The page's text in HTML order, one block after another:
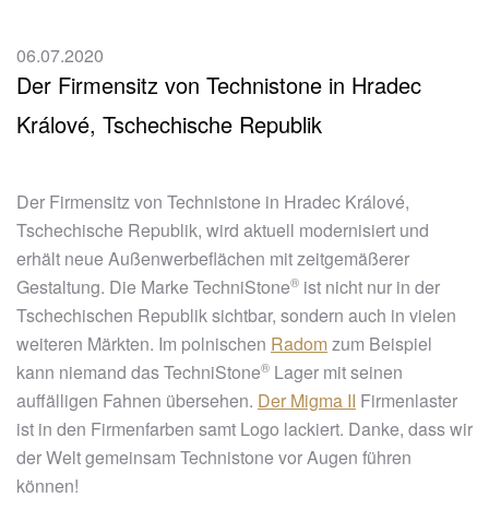
06.07.2020
Der Firmensitz von Technistone in Hradec
Králové, Tschechische Republik
Der Firmensitz von Technistone in Hradec Králové,
Tschechische Republik, wird aktuell modernisiert und
erhält neue Außenwerbeflächen mit zeitgemäßerer
Gestaltung. Die Marke TechniStone® ist nicht nur in der
Tschechischen Republik sichtbar, sondern auch in vielen
weiteren Märkten. Im polnischen Radomzum Beispiel
kann niemand dasTechniStone® Lager mit seinen
auffälligen Fahnen übersehen. Der Migma II Firmenlaster
ist in den Firmenfarben samt Logo lackiert. Danke, dass wir
der Welt gemeinsam Technistone vor Augen führen
können!